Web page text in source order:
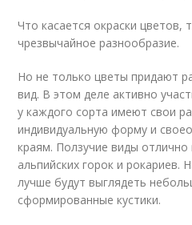
Что касается окраски цветов,
чрезвычайное разнообразие.
Но не только цветы придают
вид. В этом деле активно
у каждого сорта имеют свои
индивидуальную форму и
краям. Ползучие виды отлично
альпийских горок и
лучше будут выглядеть
сформированные кустики.